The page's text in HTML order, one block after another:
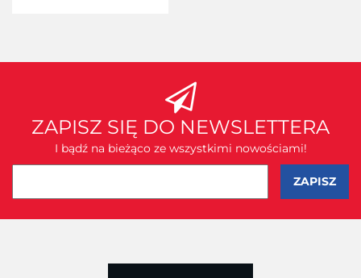
ZAPISZ SIĘ DO NEWSLETTERA
I bądź na bieżąco ze wszystkimi nowościami!